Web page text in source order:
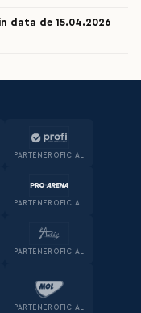
data de 15.04.2026
PARTENER OFICIAL
PARTENER OFICIAL
PARTENER OFICIAL
PARTENER OFICIAL